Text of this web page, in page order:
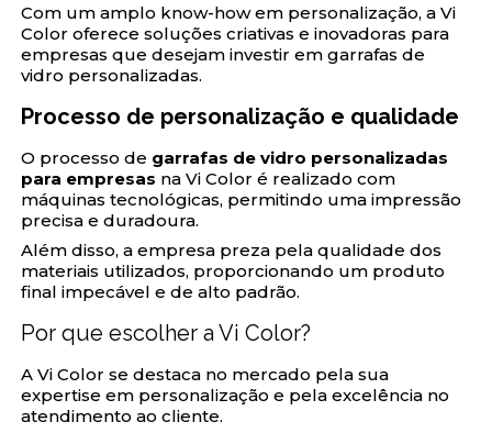
Com um amplo know-how em personalização, a Vi
Color oferece soluções criativas e inovadoras para
empresas que desejam investir em garrafas de
vidro personalizadas.
Processo de personalização e qualidade
O processo de garrafas de vidro personalizadas
para empresas na Vi Color é realizado com
máquinas tecnológicas, permitindo uma impressão
precisa e duradoura.
Além disso, a empresa preza pela qualidade dos
materiais utilizados, proporcionando um produto
final impecável e de alto padrão.
Por que escolher a Vi Color?
A Vi Color se destaca no mercado pela sua
expertise em personalização e pela excelência no
atendimento ao cliente.